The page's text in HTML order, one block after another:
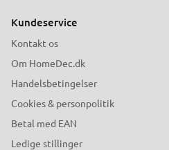
Kundeservice
Kontakt os
Om HomeDec.dk
Handelsbetingelser
Cookies & personpolitik
Betal med EAN
Ledige stillinger